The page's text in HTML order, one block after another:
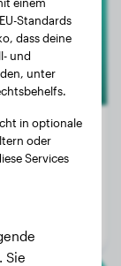
Standards
dass deine
und
unter
in optionale
oder
Services
Sie